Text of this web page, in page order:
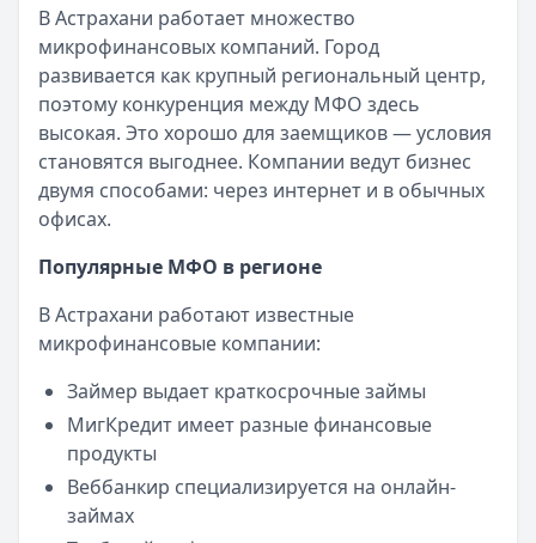
Кратко:В III квартале 2025 года владельцы iPhone
Опубликовано:5 декабря 2025 г.
Категория:МФО
Читать новость
57 сервисов микрозаймов через Госуслуги: где
Кратко:Авторизация через Госуслуги ускоряет
Опубликовано:23 ноября 2025 г.
Категория:МФО
Смс о «одобренном займе» от Bigmani Ru: как
Кратко:Пришло СМС об одобрении займа от Bigmani
Опубликовано:23 ноября 2025 г.
Читать новость
Все новости
В Астрахани работает множество
микрофинансовых компаний. Город
развивается как крупный региональный центр,
поэтому конкуренция между МФО здесь
высокая. Это хорошо для заемщиков — условия
становятся выгоднее. Компании ведут бизнес
двумя способами: через интернет и в обычных
офисах.
Популярные МФО в регионе
В Астрахани работают известные
микрофинансовые компании:
Займер выдает краткосрочные займы
МигКредит имеет разные финансовые
продукты
Веббанкир специализируется на онлайн-
займах